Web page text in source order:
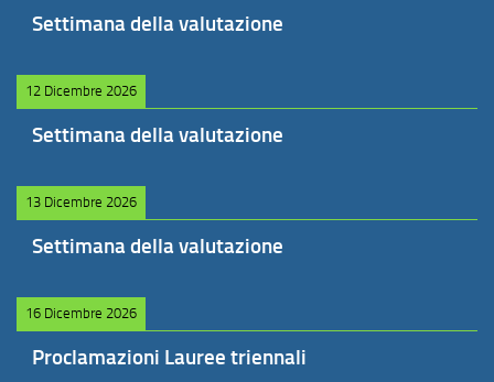
Settimana della valutazione
12 Dicembre 2026
Settimana della valutazione
13 Dicembre 2026
Settimana della valutazione
16 Dicembre 2026
Proclamazioni Lauree triennali